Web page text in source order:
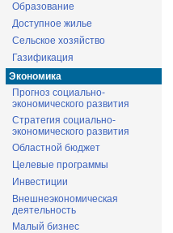
Образование
Доступное жилье
Сельское хозяйство
Газификация
Экономика
Прогноз социально-
экономического развития
Стратегия социально-
экономического развития
Областной бюджет
Целевые программы
Инвестиции
Внешнеэкономическая
деятельность
Малый бизнес